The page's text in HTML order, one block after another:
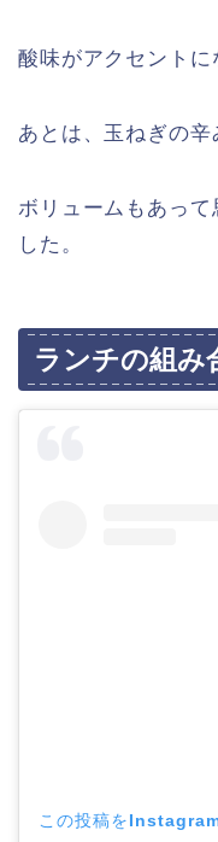
酸味がアクセントに
あとは、玉ねぎの辛
ボリュームもあっ
した。
ランチの組み
この投稿を